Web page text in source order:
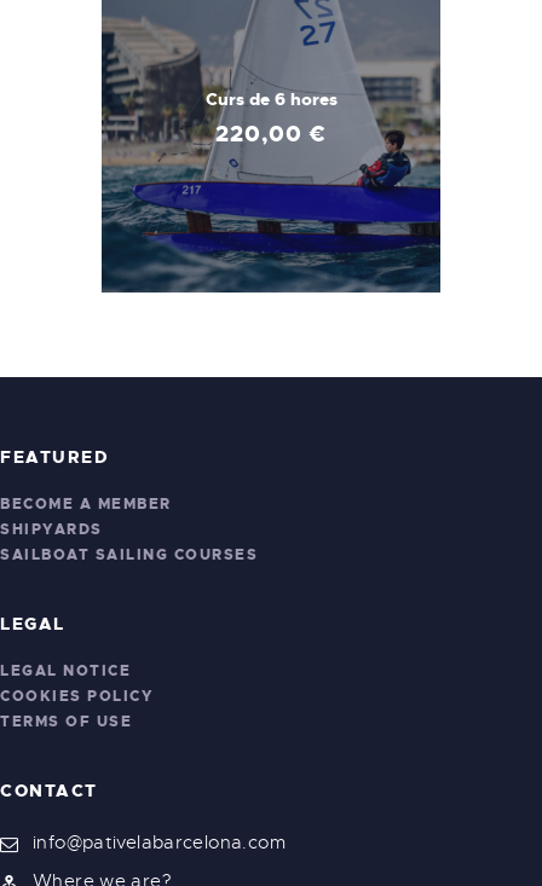
Curs de 6 hores
220,00 €
FEATURED
BECOME A MEMBER
SHIPYARDS
SAILBOAT SAILING COURSES
LEGAL
LEGAL NOTICE
COOKIES POLICY
TERMS OF USE
CONTACT
info@pativelabarcelona.com
Where we are?